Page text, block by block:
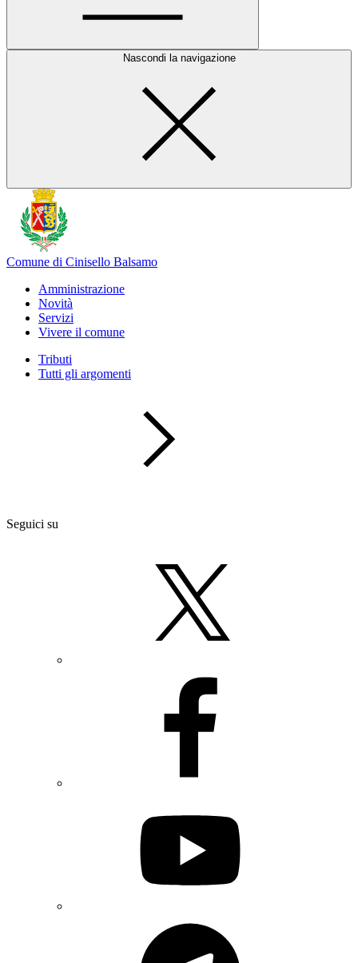
Nascondi la navigazione
Comune di Cinisello Balsamo
Amministrazione
Novità
Servizi
Vivere il comune
Tributi
Tutti gli argomenti
Seguici su